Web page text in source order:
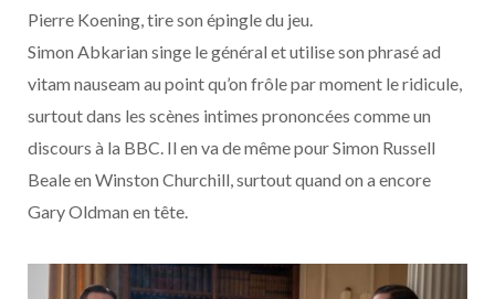
Pierre Koening, tire son épingle du jeu.
Simon Abkarian singe le général et utilise son phrasé ad
vitam nauseam au point qu’on frôle par moment le ridicule,
surtout dans les scènes intimes prononcées comme un
discours à la BBC. Il en va de même pour Simon Russell
Beale en Winston Churchill, surtout quand on a encore
Gary Oldman en tête.